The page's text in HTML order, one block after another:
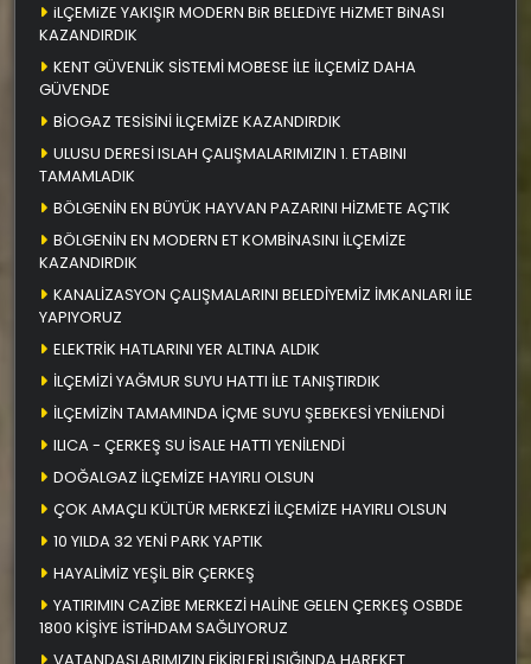
iLÇEMiZE YAKIŞIR MODERN BiR BELEDiYE HiZMET BiNASI
KAZANDIRDIK
KENT GÜVENLİK SİSTEMİ MOBESE İLE İLÇEMİZ DAHA
GÜVENDE
BİOGAZ TESİSİNİ İLÇEMİZE KAZANDIRDIK
ULUSU DERESİ ISLAH ÇALIŞMALARIMIZIN 1. ETABINI
TAMAMLADIK
BÖLGENİN EN BÜYÜK HAYVAN PAZARINI HİZMETE AÇTIK
BÖLGENİN EN MODERN ET KOMBİNASINI İLÇEMİZE
KAZANDIRDIK
KANALİZASYON ÇALIŞMALARINI BELEDİYEMİZ İMKANLARI İLE
YAPIYORUZ
ELEKTRİK HATLARINI YER ALTINA ALDIK
İLÇEMİZİ YAĞMUR SUYU HATTI İLE TANIŞTIRDIK
İLÇEMİZİN TAMAMINDA İÇME SUYU ŞEBEKESİ YENİLENDİ
ILICA - ÇERKEŞ SU İSALE HATTI YENİLENDİ
DOĞALGAZ İLÇEMİZE HAYIRLI OLSUN
ÇOK AMAÇLI KÜLTÜR MERKEZİ İLÇEMİZE HAYIRLI OLSUN
10 YILDA 32 YENİ PARK YAPTIK
HAYALİMİZ YEŞİL BİR ÇERKEŞ
YATIRIMIN CAZİBE MERKEZİ HALİNE GELEN ÇERKEŞ OSBDE
1800 KİŞİYE İSTİHDAM SAĞLIYORUZ